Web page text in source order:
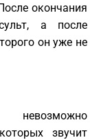
окончания
а после
он уже не
невозможно
звучит